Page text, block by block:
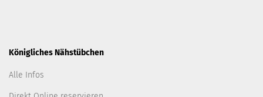
Königliches Nähstübchen
Alle Infos